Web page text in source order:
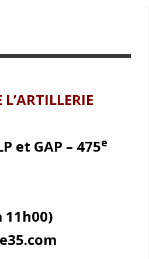
et GAP – 475e
11h00)